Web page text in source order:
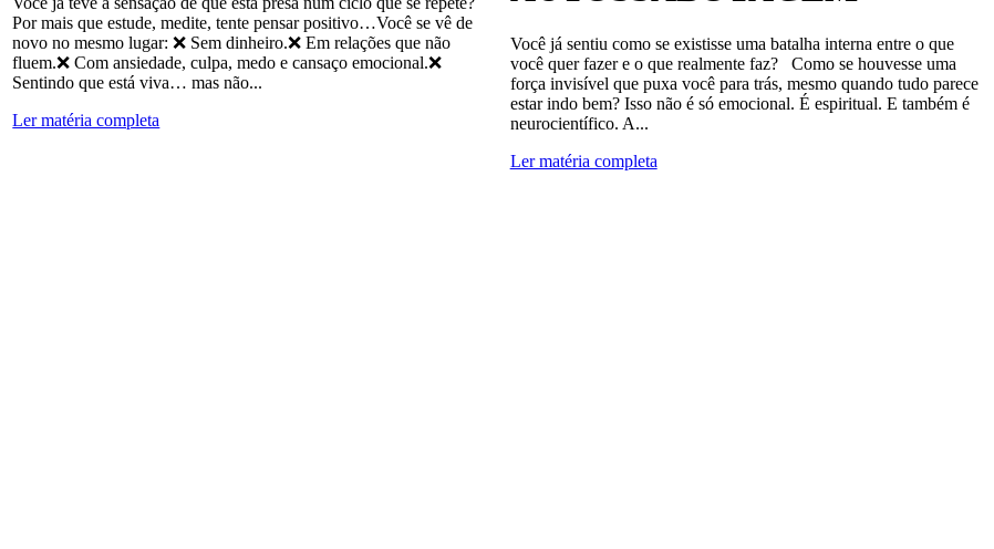
Por mais que estude, medite, tente pensar positivo…Você se vê de
novo no mesmo lugar: ❌ Sem dinheiro.❌ Em relações que não
fluem.❌ Com ansiedade, culpa, medo e cansaço emocional.❌
Sentindo que está viva… mas não...
Ler matéria completa
Você já sentiu como se existisse uma batalha interna entre o que
você quer fazer e o que realmente faz? Como se houvesse uma
força invisível que puxa você para trás, mesmo quando tudo parece
estar indo bem? Isso não é só emocional. É espiritual. E também é
neurocientífico. A...
Ler matéria completa